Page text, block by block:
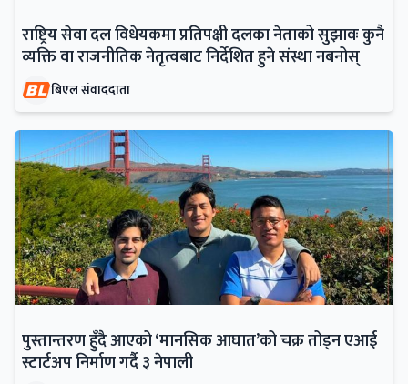
राष्ट्रिय सेवा दल विधेयकमा प्रतिपक्षी दलका नेताको सुझावः कुनै
व्यक्ति वा राजनीतिक नेतृत्वबाट निर्देशित हुने संस्था नबनोस्
बिएल संवाददाता
पुस्तान्तरण हुँदै आएको ‘मानसिक आघात’को चक्र तोड्न एआई
स्टार्टअप निर्माण गर्दै ३ नेपाली